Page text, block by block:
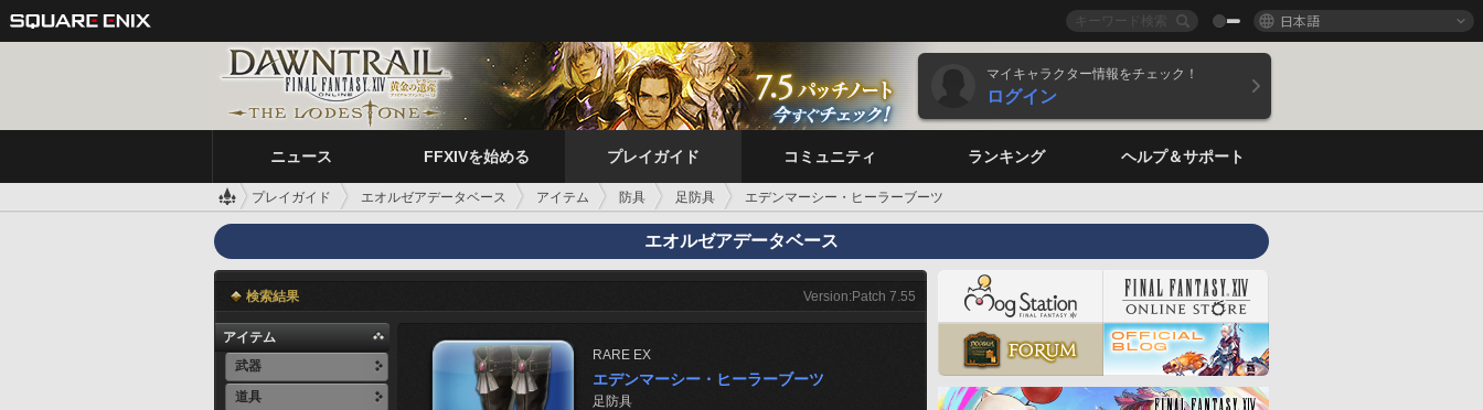
日本語
マイキャラクター情報をチェック！
ログイン
ニュース FFXIVを始める プレイガイド コミュニティ ランキング ヘルプ＆サポート
プレイガイド エオルゼアデータベース アイテム 防具 足防具 エデンマーシー・ヒーラーブーツ
エオルゼアデータベース
検索結果 Version:Patch 7.55
アイテム
武器
道具
RARE EX
エデンマーシー・ヒーラーブーツ
足防具